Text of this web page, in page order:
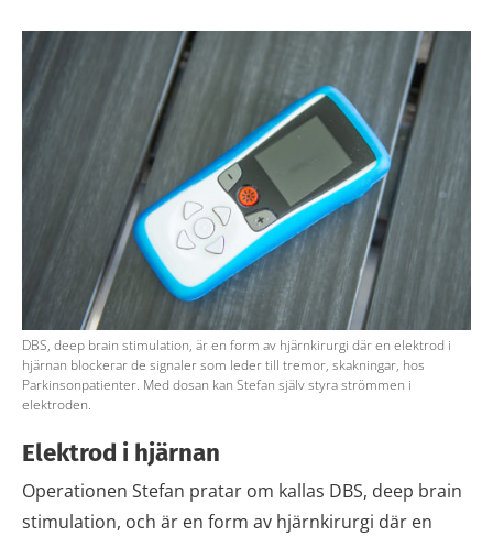
DBS, deep brain stimulation, är en form av hjärnkirurgi där en elektrod i
hjärnan blockerar de signaler som leder till tremor, skakningar, hos
Parkinsonpatienter. Med dosan kan Stefan själv styra strömmen i
elektroden.
Elektrod i hjärnan
Operationen Stefan pratar om kallas DBS, deep brain
stimulation, och är en form av hjärnkirurgi där en